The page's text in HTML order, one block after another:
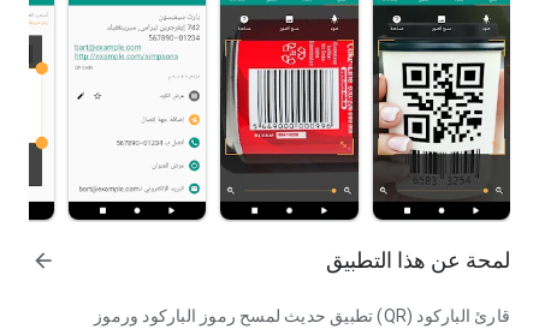
لمحة عن هذا التطبيق arrow_forward
قارئ الباركود (QR) تطبيق حديث لمسح رموز الباركود ورموز